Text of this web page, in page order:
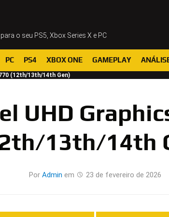
o seu PS5, Xbox Series X e PC
PC PS4 XBOX ONE GAMEPLAY
(12th/13th/14th Gen)
UHD
13th/14th
Por Admin em 23 de fevereiro de 2026